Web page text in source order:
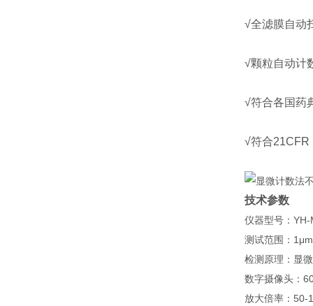
√全滤膜自动
√颗粒自动计
√符合各国药
√符合21CFR
技术参数
仪器型号： YH-
测试范围： 1 μ
检测原理：显
数字摄像头：
放大倍率： 50-